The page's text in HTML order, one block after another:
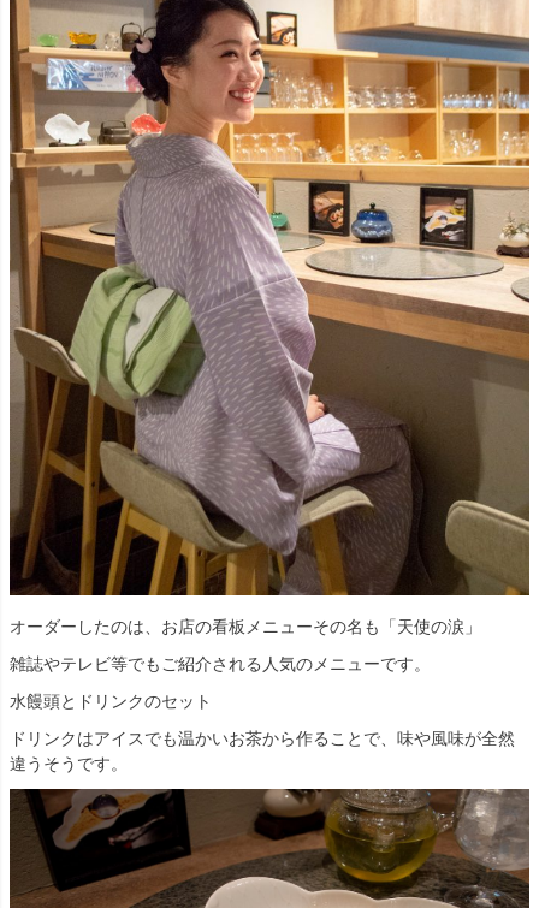
オーダーしたのは、お店の看板メニューその名も「天使の涙」
雑誌やテレビ等でもご紹介される人気のメニューです。
水饅頭とドリンクのセット
ドリンクはアイスでも温かいお茶から作ることで、味や風味が全然
違うそうです。